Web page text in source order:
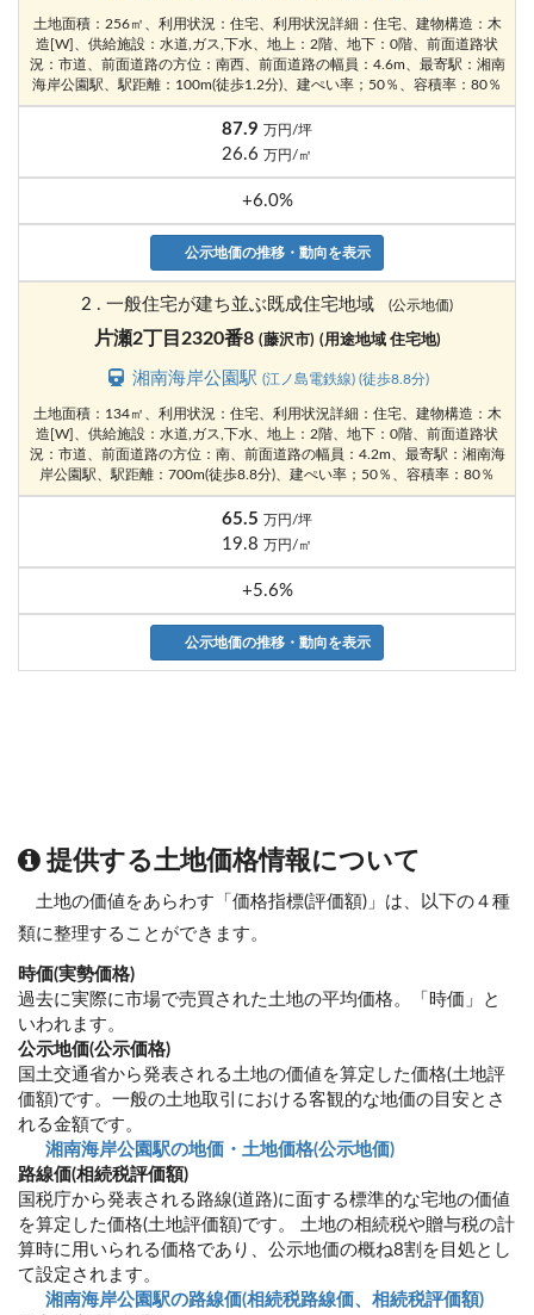
土地面積：256㎡、利用状況：住宅、利用状況詳細：住宅、建物構造：木
造[W]、供給施設：水道,ガス,下水、地上：2階、地下：0階、前面道路状
況：市道、前面道路の方位：南西、前面道路の幅員：4.6m、最寄駅：湘南
海岸公園駅、駅距離：100m(徒歩1.2分)、建ぺい率；50％、容積率：80％
87.9 万円/坪
26.6 万円/㎡
+6.0%
公示地価の推移・動向を表示
2 . 一般住宅が建ち並ぶ既成住宅地域 (公示地価)
片瀬2丁目2320番8 (藤沢市) (用途地域 住宅地)
湘南海岸公園駅(江ノ島電鉄線) (徒歩8.8分)
土地面積：134㎡、利用状況：住宅、利用状況詳細：住宅、建物構造：木
造[W]、供給施設：水道,ガス,下水、地上：2階、地下：0階、前面道路状
況：市道、前面道路の方位：南、前面道路の幅員：4.2m、最寄駅：湘南海
岸公園駅、駅距離：700m(徒歩8.8分)、建ぺい率；50％、容積率：80％
65.5 万円/坪
19.8 万円/㎡
+5.6%
公示地価の推移・動向を表示
提供する土地価格情報について
土地の価値をあらわす「価格指標(評価額)」は、以下の４種
類に整理することができます。
時価(実勢価格)
過去に実際に市場で売買された土地の平均価格。「時価」と
いわれます。
公示地価(公示価格)
国土交通省から発表される土地の価値を算定した価格(土地評
価額)です。一般の土地取引における客観的な地価の目安とさ
れる金額です。
湘南海岸公園駅の地価・土地価格(公示地価)
路線価(相続税評価額)
国税庁から発表される路線(道路)に面する標準的な宅地の価値
を算定した価格(土地評価額)です。 土地の相続税や贈与税の計
算時に用いられる価格であり、公示地価の概ね8割を目処とし
て設定されます。
湘南海岸公園駅の路線価(相続税路線価、相続税評価額)